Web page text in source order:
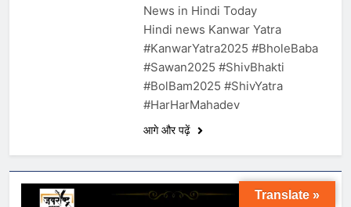
News in Hindi Today
Hindi news Kanwar Yatra
#KanwarYatra2025 #BholeBaba
#Sawan2025 #ShivBhakti
#BolBam2025 #ShivYatra
#HarHarMahadev
आगे और पढ़ें
Translate »